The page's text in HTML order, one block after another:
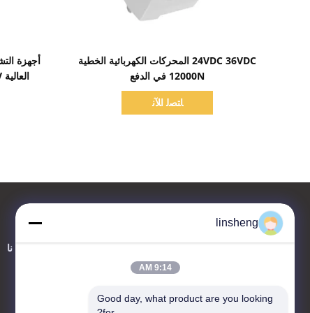
أجهزة
العالية DC 12V ذات الضوضاء المنخفضة
24VDC 36VDC المحركات الكهربائية الخطية
12000N في الدفع
ﺎﺘﺼﻟ ﺍﻶﻧ
حول نا اتصل بنا
ENTERPRISE CO., LTD
linsheng
9:14 AM
Good day, what product are you looking